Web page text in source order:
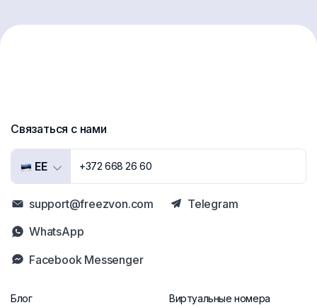
Связаться с нами
EE +372 668 26 60
support@freezvon.com
Facebook Messenger
Telegram
WhatsApp
Блог Виртуальные номера